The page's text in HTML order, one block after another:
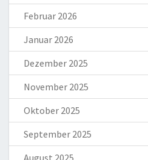
Februar 2026
Januar 2026
Dezember 2025
November 2025
Oktober 2025
September 2025